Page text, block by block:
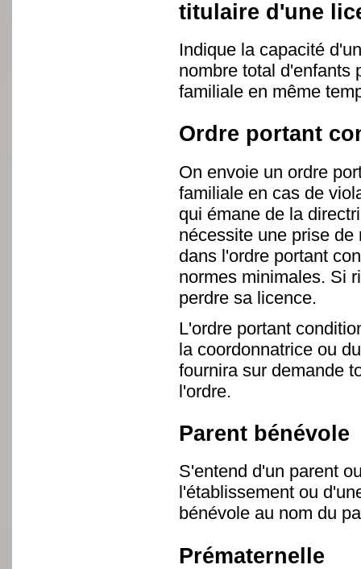
titulaire d'une
Indique la capacité
nombre total d'enfants
familiale en même
Ordre portant
On envoie un ordre
familiale en cas de
qui émane de la
nécessite une prise
dans l'ordre portant
normes minimales. Si
perdre sa licence.
L'ordre portant
la coordonnatrice ou
fournira sur demande
l'ordre.
Parent bénévole
S'entend d'un parent
l'établissement ou
bénévole au nom du
Prématernelle